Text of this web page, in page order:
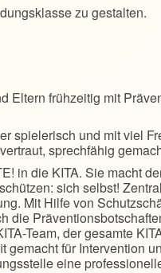
zu gestalten.
Eltern frühzeitig mit
spielerisch und mit viel
sprechfähig
in die KITA. Sie macht
sich selbst!
Mit Hilfe von
die
Team, der gesamte
für Intervention
eine